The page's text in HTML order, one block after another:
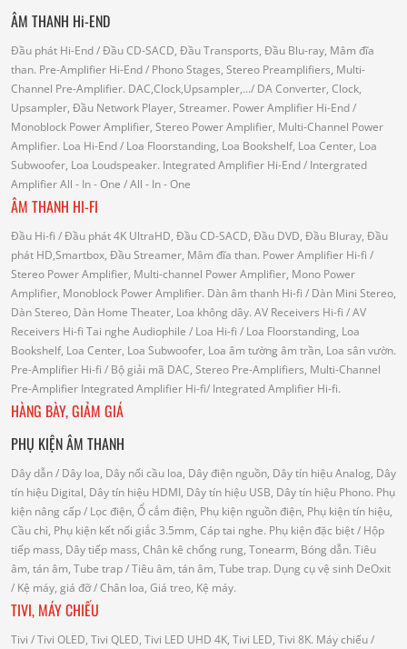
ÂM THANH Hi-END
Đầu phát Hi-End/ Đầu CD-SACD, Đầu Transports, Đầu Blu-ray, Mâm đĩa
than. Pre-Amplifier Hi-End/ Phono Stages, Stereo Preamplifiers, Multi-
Channel Pre-Amplifier. DAC,Clock,Upsampler,.../ DA Converter, Clock,
Upsampler, Đầu Network Player, Streamer. Power Amplifier Hi-End/
Monoblock Power Amplifier, Stereo Power Amplifier, Multi-Channel Power
Amplifier. Loa Hi-End/ Loa Floorstanding, Loa Bookshelf, Loa Center, Loa
Subwoofer, Loa Loudspeaker. Integrated Amplifier Hi-End/ Intergrated
AmplifierAll - In - One / All - In - One
ÂM THANH HI-FI
Đầu Hi-fi / Đầu phát 4K UltraHD, Đầu CD-SACD, Đầu DVD, Đầu Bluray, Đầu
phát HD,Smartbox, Đầu Streamer, Mâm đĩa than. Power Amplifier Hi-fi /
Stereo Power Amplifier, Multi-channel Power Amplifier, Mono Power
Amplifier, Monoblock Power Amplifier. Dàn âm thanh Hi-fi / Dàn Mini Stereo,
Dàn Stereo, Dàn Home Theater, Loa không dây. AV Receivers Hi-fi / AV
Receivers Hi-fi Tai nghe Audiophile / Loa Hi-fi / Loa Floorstanding, Loa
Bookshelf, Loa Center, Loa Subwoofer, Loa âm tường âm trần, Loa sân vườn.
Pre-Amplifier Hi-fi / Bộ giải mã DAC, Stereo Pre-Amplifiers, Multi-Channel
Pre-Amplifier Integrated Amplifier Hi-fi/ Integrated Amplifier Hi-fi.
HÀNG BÀY, GIẢM GIÁ
PHỤ KIỆN ÂM THANH
Dây dẫn/ Dây loa, Dây nối cầu loa, Dây điện nguồn, Dây tín hiệu Analog, Dây
tín hiệu Digital, Dây tín hiệu HDMI, Dây tín hiệu USB, Dây tín hiệu Phono. Phụ
kiện nâng cấp/ Lọc điện, Ổ cắm điện, Phụ kiện nguồn điện, Phụ kiện tín hiệu,
Cầu chì, Phụ kiện kết nối giắc 3.5mm, Cáp tai nghe. Phụ kiện đặc biệt/ Hộp
tiếp mass, Dây tiếp mass, Chân kê chống rung, Tonearm, Bóng dẫn. Tiêu
âm, tán âm, Tube trap/ Tiêu âm, tán âm, Tube trap. Dụng cụ vệ sinh DeOxit
/ Kệ máy, giá đỡ/ Chân loa, Giá treo, Kệ máy.
TIVI, MÁY CHIẾU
Tivi / Tivi OLED, Tivi QLED, Tivi LED UHD 4K, Tivi LED, Tivi 8K. Máy chiếu/